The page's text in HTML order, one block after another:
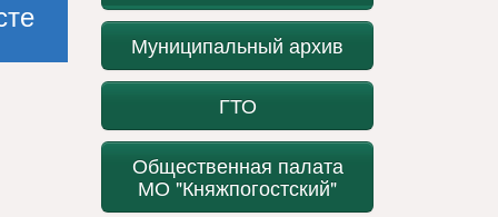
Муниципальный архив
ГТО
Общественная палата
МО "Княжпогостский"